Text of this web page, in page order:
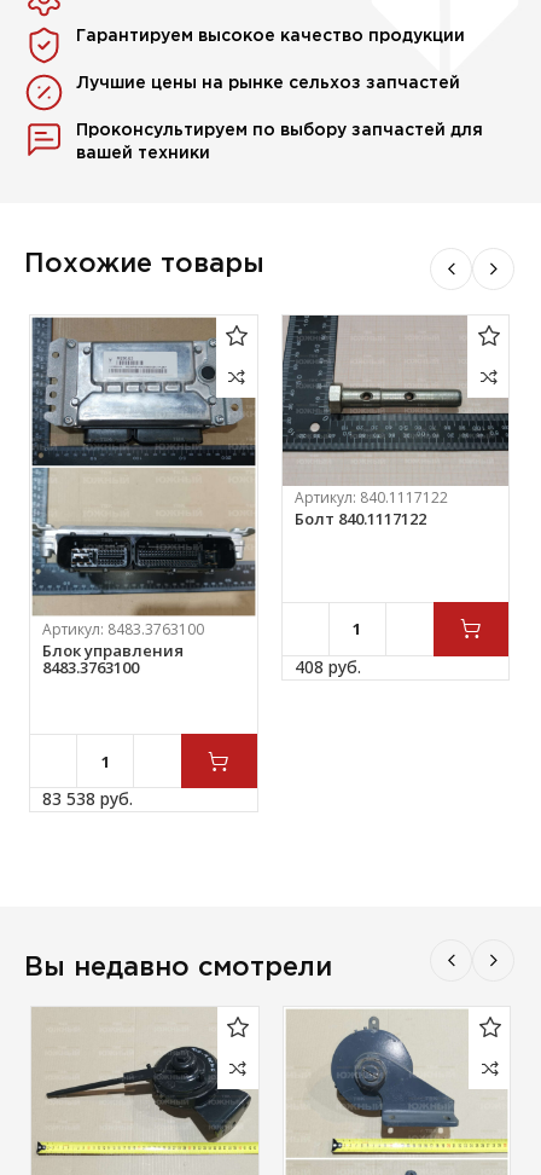
Гарантируем высокое качество продукции
Лучшие цены на рынке сельхоз запчастей
Проконсультируем по выбору запчастей для
вашей техники
Похожие товары
Артикул: 8483.3763100
Блок управления
8483.3763100
83 538 руб.
Артикул: 840.1117122
Болт 840.1117122
408 руб.
Вы недавно смотрели